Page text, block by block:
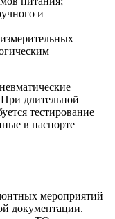
и
длительной
тестирование
в паспорте
мероприятий
документации.